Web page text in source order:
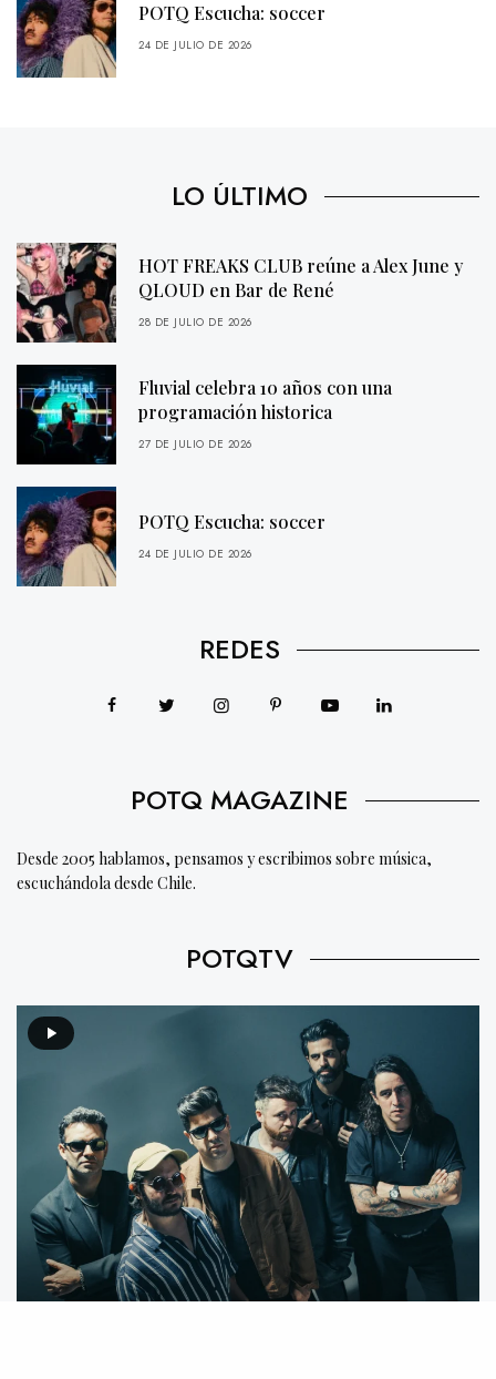
POTQ Escucha: soccer
24 DE JULIO DE 2026
LO ÚLTIMO
HOT FREAKS CLUB reúne a Alex June y
QLOUD en Bar de René
28 DE JULIO DE 2026
Fluvial celebra 10 años con una
programación historica
27 DE JULIO DE 2026
POTQ Escucha: soccer
24 DE JULIO DE 2026
REDES
POTQ MAGAZINE
Desde 2005 hablamos, pensamos y escribimos sobre música,
escuchándola desde Chile.
POTQTV